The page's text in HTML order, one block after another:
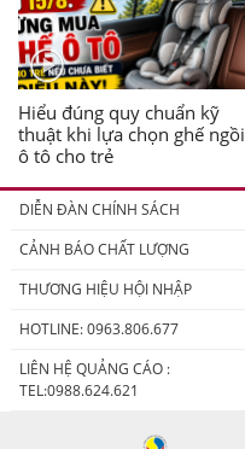
Hiểu đúng quy chuẩn kỹ
thuật khi lựa chọn ghế ngồi
ô tô cho trẻ
DIỄN ĐÀN CHÍNH SÁCH
CẢNH BÁO CHẤT LƯỢNG
THƯƠNG HIỆU HỘI NHẬP
HOTLINE: 0963.806.677
LIÊN HỆ QUẢNG CÁO :
TEL:0988.624.621